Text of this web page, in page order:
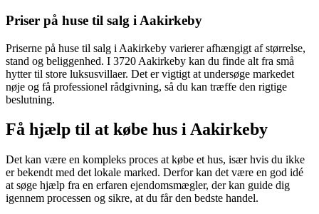
Priser på huse til salg i Aakirkeby
Priserne på huse til salg i Aakirkeby varierer afhængigt af størrelse,
stand og beliggenhed. I 3720 Aakirkeby kan du finde alt fra små
hytter til store luksusvillaer. Det er vigtigt at undersøge markedet
nøje og få professionel rådgivning, så du kan træffe den rigtige
beslutning.
Få hjælp til at købe hus i Aakirkeby
Det kan være en kompleks proces at købe et hus, især hvis du ikke
er bekendt med det lokale marked. Derfor kan det være en god idé
at søge hjælp fra en erfaren ejendomsmægler, der kan guide dig
igennem processen og sikre, at du får den bedste handel.